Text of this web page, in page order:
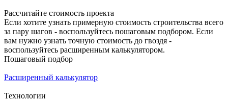
Рассчитайте стоимость проекта
Если хотите узнать примерную стоимость строительства всего
за пару шагов - воспользуйтесь пошаговым подбором. Если
вам нужно узнать точную стоимость до гвоздя -
воспользуйтесь расширенным калькулятором.
Пошаговый подбор
Расширенный калькулятор
Технологии